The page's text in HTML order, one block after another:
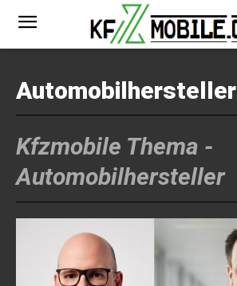
Automobilhersteller
Kfzmobile Thema -
Automobilhersteller